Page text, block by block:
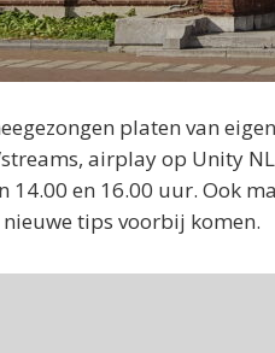
platen van
airplay op Unity
en 16.00 uur. Ook
tips voorbij komen.